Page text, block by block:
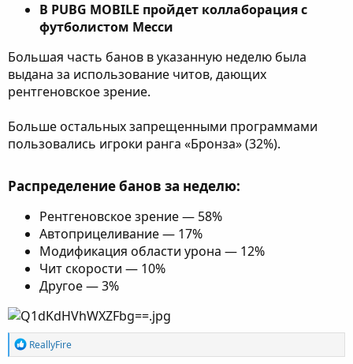
В PUBG MOBILE пройдет коллаборация с
футболистом Месси
Большая часть банов в указанную неделю была
выдана за использование читов, дающих
рентгеновское зрение.
Больше остальных запрещенными программами
пользовались игроки ранга «Бронза» (32%).
Распределение банов за неделю:
Рентгеновское зрение — 58%
Автоприцеливание — 17%
Модификация области урона — 12%
Чит скорости — 10%
Другое — 3%
Р
е
ReallyFire